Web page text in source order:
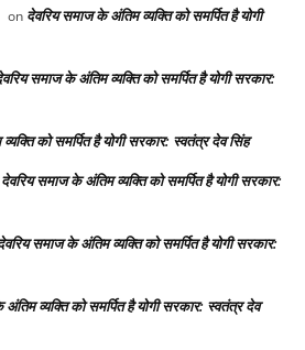
on देवरिय समाज के अंतिम व्यक्ति को समर्पित है योगी
समाज के अंतिम व्यक्ति को समर्पित है योगी सरकार:
को समर्पित है योगी सरकार: स्वतंत्र देव सिंह
देवरिय समाज के अंतिम व्यक्ति को समर्पित है योगी सरकार:
समाज के अंतिम व्यक्ति को समर्पित है योगी सरकार:
व्यक्ति को समर्पित है योगी सरकार: स्वतंत्र देव